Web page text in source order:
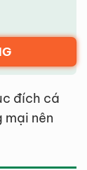
đích cá
mại nên